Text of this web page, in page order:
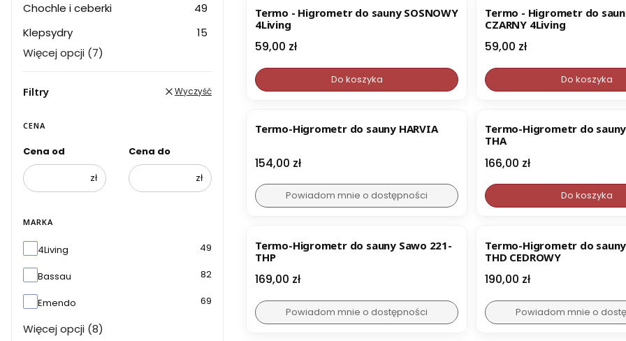
Chochle i ceberki
49
Klepsydry
15
Więcej opcji (7)
Filtry Wyczyść
CENA
Cena od
zł
Cena do
zł
MARKA
Marka
4Living 49
Bassau 82
Emendo 69
Więcej opcji (8)
Termo - Higrometr do sauny SOSNOWY
4Living
Cena
59,00 zł
Do koszyka
Termo - Higrometr do
CZARNY 4Living
Cena
59,00 zł
Do koszyka
Termo-Higrometr do sauny HARVIA
Cena
154,00 zł
Powiadom mnie o dostępności
Termo-Higrometr do sauny
THA
Cena
166,00 zł
Do koszyka
Termo-Higrometr do sauny Sawo 221-
THP
Cena
169,00 zł
Powiadom mnie o dostępności
Termo-Higrometr do sauny
THD CEDROWY
Cena
190,00 zł
Powiadom mnie o